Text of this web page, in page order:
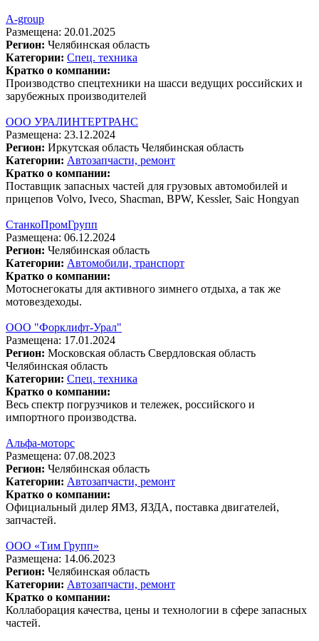
A-group
Размещена: 20.01.2025
Регион: Челябинская область
Категории: Спец. техника
Кратко о компании:
Производство спецтехники на шасси ведущих российских и
зарубежных производителей
ООО УРАЛИНТЕРТРАНС
Размещена: 23.12.2024
Регион: Иркутская область Челябинская область
Категории: Автозапчасти, ремонт
Кратко о компании:
Поставщик запасных частей для грузовых автомобилей и
прицепов Volvo, Iveco, Shacman, BPW, Kessler, Saic Hongyan
СтанкоПромГрупп
Размещена: 06.12.2024
Регион: Челябинская область
Категории: Автомобили, транспорт
Кратко о компании:
Мотоснегокаты для активного зимнего отдыха, а так же
мотовездеходы.
ООО "Форклифт-Урал"
Размещена: 17.01.2024
Регион: Московская область Свердловская область
Челябинская область
Категории: Спец. техника
Кратко о компании:
Весь спектр погрузчиков и тележек, российского и
импортного производства.
Альфа-моторс
Размещена: 07.08.2023
Регион: Челябинская область
Категории: Автозапчасти, ремонт
Кратко о компании:
Официальный дилер ЯМЗ, ЯЗДА, поставка двигателей,
запчастей.
ООО «Тим Групп»
Размещена: 14.06.2023
Регион: Челябинская область
Категории: Автозапчасти, ремонт
Кратко о компании:
Коллаборация качества, цены и технологии в сфере запасных
частей.